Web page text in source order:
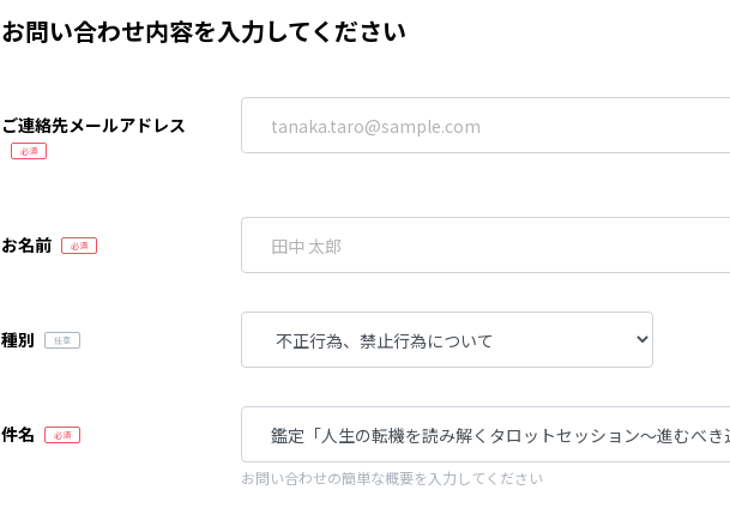
お問い合わせ内容を入力してください
ご連絡先メールアドレス
お名前
種別
件名
お問い合わせの簡単な概要を入力してください